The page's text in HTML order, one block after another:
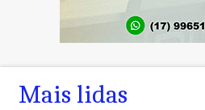
Mais lidas